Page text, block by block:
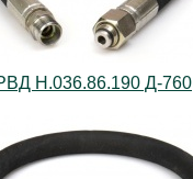
Н.036.86.190 Д-760